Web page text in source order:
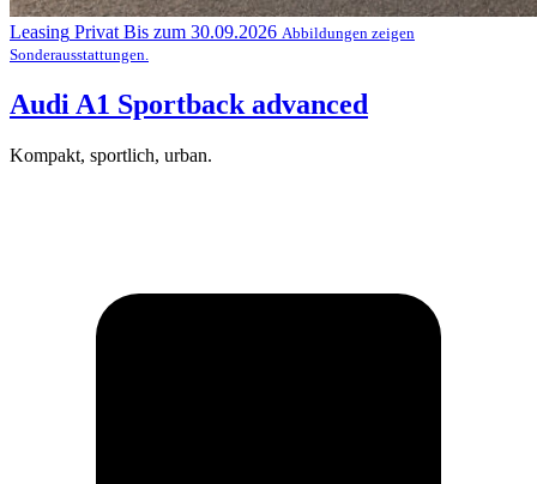
Leasing Privat Bis zum 30.09.2026 Abbildungen zeigen
Sonderausstattungen.
Audi A1 Sportback advanced
Kompakt, sportlich, urban.